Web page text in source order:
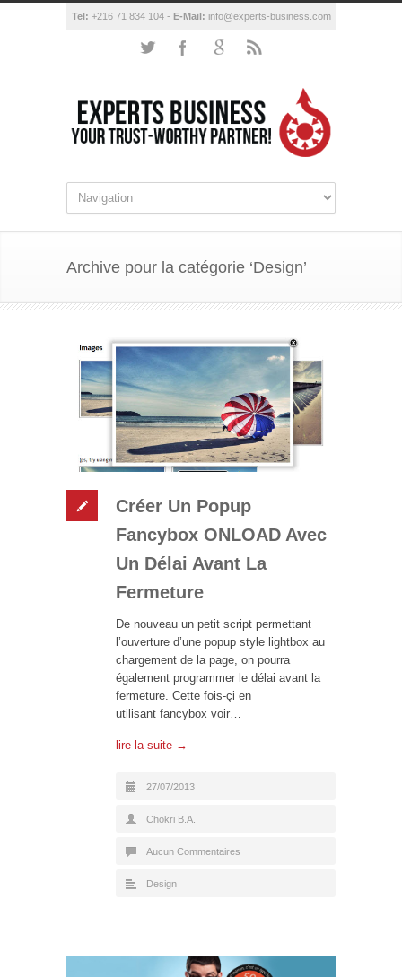
Tel: +216 71 834 104 - E-Mail: info@experts-business.com
Archive pour la catégorie ‘Design’
Créer Un Popup
Fancybox ONLOAD Avec
Un Délai Avant La
Fermeture
De nouveau un petit script permettant
l’ouverture d’une popup style lightbox au
chargement de la page, on pourra
également programmer le délai avant la
fermeture. Cette fois-çi en
utilisant fancybox voir…
lire la suite →
27/07/2013
Chokri B.A.
Aucun Commentaires
Design